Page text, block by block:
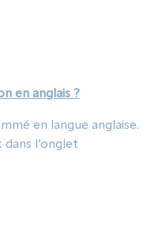
en anglais ?
en langue anglaise.
l’onglet